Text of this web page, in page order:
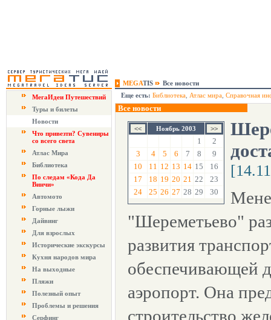
MEGATIS
Все новости
МегаИдеи Путешествий
Туры и билеты
Новости
Что привезти? Сувениры
со всего света
Атлас Мира
Библиотека
По следам «Кода Да
Винчи»
Автомото
Горные лыжи
Дайвинг
Для взрослых
Исторические экскурсы
Кухня народов мира
На выходные
Пляжи
Полезный опыт
Проблемы и решения
Серфинг
Еще есть: Библиотека Атлас мира Справочная
Все новости
Ноябрь 2003
1
2
3
4 5 6 7 8
9
10
11 12 13 14 15
16
17
18 19 20 21 22
23
24
25 26 27 28 29 30
"Шереметьево"
развития
обеспечивающей
аэропорт. Она
строительство